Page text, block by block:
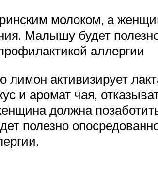
молоком, а
Малышу будет
аллергии
активизирует
и аромат чая,
должна
полезно